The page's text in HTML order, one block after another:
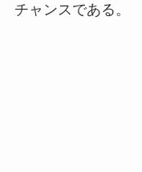
チャンスである。